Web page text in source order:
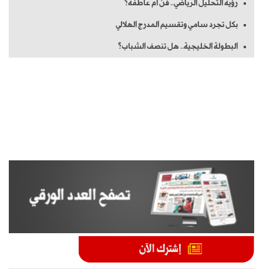
رؤية التحليل الرياضي.. فن أم عاطفة؟
بكل تجرد سامي وتقسيم المدرج الهلالي
البطولة الخليجية.. هل تنصف الشباب؟